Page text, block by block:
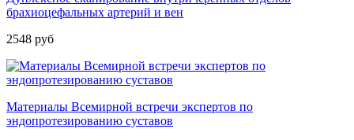
брахиоцефальных артерий и вен
2548 руб
Материалы Всемирной встречи экспертов по
эндопротезированию суставов